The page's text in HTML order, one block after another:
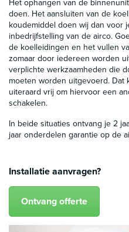
Het ophangen van de
doen. Het aansluiten van de
koudemiddel doen wij dan voor
inbedrijfstelling van de airco.
de koelleidingen en het vullen
zomaar door iedereen worden
verplichte werkzaamheden die
moeten worden uitgevoerd. Dat
uiteraard vrij om hiervoor een
schakelen.
In beide situaties ontvang je 2
jaar onderdelen garantie op de
Installatie aanvragen?
Ontvang offerte